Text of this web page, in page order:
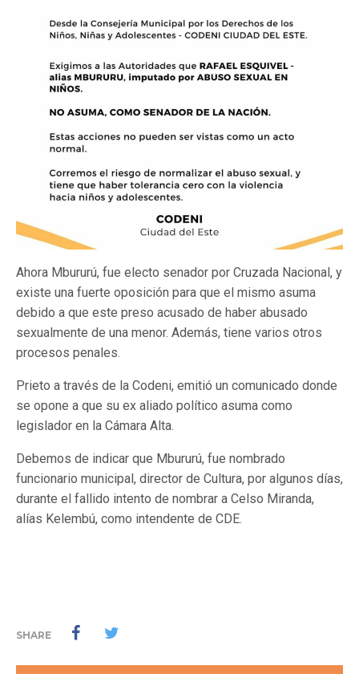
Ahora Mbururú, fue electo senador por Cruzada Nacional, y
existe una fuerte oposición para que el mismo asuma
debido a que este preso acusado de haber abusado
sexualmente de una menor. Además, tiene varios otros
procesos penales.
Prieto a través de la Codeni, emitió un comunicado donde
se opone a que su ex aliado político asuma como
legislador en la Cámara Alta.
Debemos de indicar que Mbururú, fue nombrado
funcionario municipal, director de Cultura, por algunos días,
durante el fallido intento de nombrar a Celso Miranda,
alías Kelembú, como intendente de CDE.
SHARE